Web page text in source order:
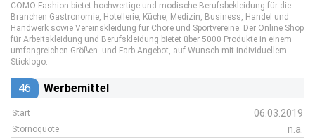
COMO Fashion bietet hochwertige und modische Berufsbekleidung für die
Branchen Gastronomie, Hotellerie, Küche, Medizin, Business, Handel und
Handwerk sowie Vereinskleidung für Chöre und Sportvereine. Der Online Shop
für Arbeitskleidung und Berufskleidung bietet über 5000 Produkte in einem
umfangreichen Größen- und Farb-Angebot, auf Wunsch mit individuellem
Sticklogo.
46 Werbemittel
Start 06.03.2019
Stornoquote n.a.